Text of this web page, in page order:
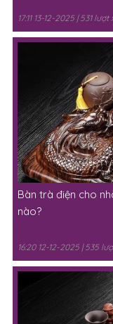
17:11 13-12-2025 | 531
Bàn trà điện cho
nào?
16:20 12-12-2025 | 535